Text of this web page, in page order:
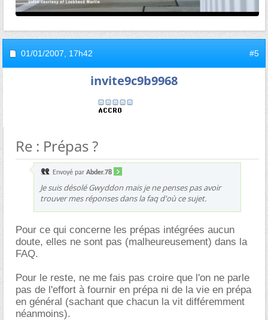
01/01/2007, 17h42 #5
invite9c9b9968
Re : Prépas ?
Envoyé par Abder.78
Je suis désolé Gwyddon mais je ne penses pas avoir
trouver mes réponses dans la faq d'où ce sujet.
Pour ce qui concerne les prépas intégrées aucun
doute, elles ne sont pas (malheureusement) dans la
FAQ.
Pour le reste, ne me fais pas croire que l'on ne parle
pas de l'effort à fournir en prépa ni de la vie en prépa
en général (sachant que chacun la vit différemment
néanmoins).